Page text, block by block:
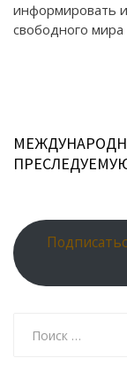
информировать
свободного